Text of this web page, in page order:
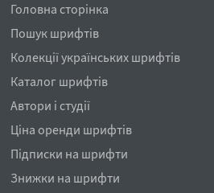
Головна сторінка
Пошук шрифтів
Колекції українських шрифтів
Каталог шрифтів
Автори і студії
Ціна оренди шрифтів
Підписки на шрифти
Знижки на шрифти